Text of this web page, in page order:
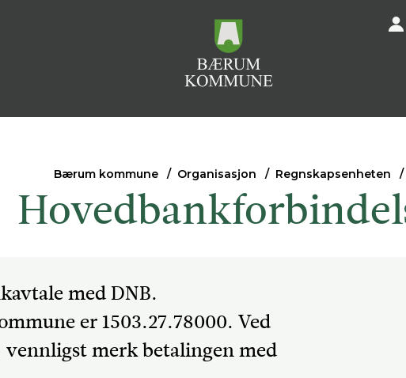
Bærum kommune Organisasjon Regnskapsenheten
med DNB.
er 1503.27.78000. Ved
merk betalingen med